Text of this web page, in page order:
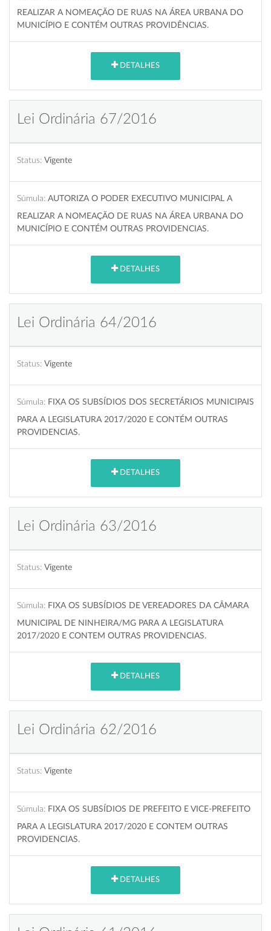
REALIZAR A NOMEAÇÃO DE RUAS NA ÁREA URBANA DO
MUNICÍPIO E CONTÉM OUTRAS PROVIDÊNCIAS.
DETALHES
Lei Ordinária 67/2016
Status: Vigente
Súmula: AUTORIZA O PODER EXECUTIVO MUNICIPAL A
REALIZAR A NOMEAÇÃO DE RUAS NA ÁREA URBANA DO
MUNICÍPIO E CONTÉM OUTRAS PROVIDENCIAS.
DETALHES
Lei Ordinária 64/2016
Status: Vigente
Súmula: FIXA OS SUBSÍDIOS DOS SECRETÁRIOS MUNICIPAIS
PARA A LEGISLATURA 2017/2020 E CONTÉM OUTRAS
PROVIDENCIAS.
DETALHES
Lei Ordinária 63/2016
Status: Vigente
Súmula: FIXA OS SUBSÍDIOS DE VEREADORES DA CÂMARA
MUNICIPAL DE NINHEIRA/MG PARA A LEGISLATURA
2017/2020 E CONTEM OUTRAS PROVIDENCIAS.
DETALHES
Lei Ordinária 62/2016
Status: Vigente
Súmula: FIXA OS SUBSÍDIOS DE PREFEITO E VICE-PREFEITO
PARA A LEGISLATURA 2017/2020 E CONTEM OUTRAS
PROVIDENCIAS.
DETALHES